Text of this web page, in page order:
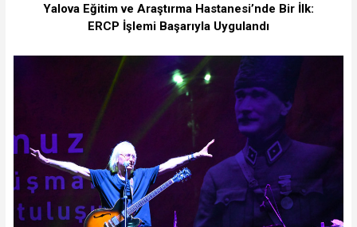
Yalova Eğitim ve Araştırma Hastanesi’nde Bir İlk:
ERCP İşlemi Başarıyla Uygulandı